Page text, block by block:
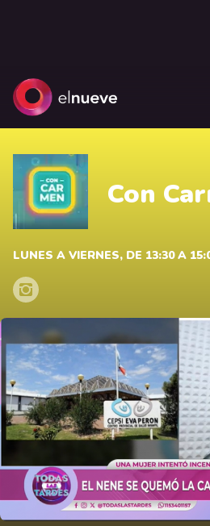
Con
LUNES A VIERNES, DE 13:30 A